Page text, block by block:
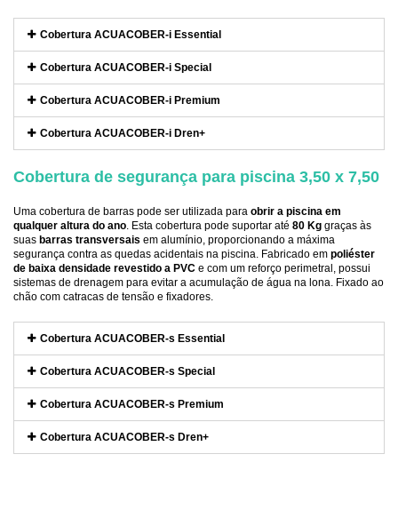
Cobertura ACUACOBER-i Essential
Cobertura ACUACOBER-i Special
Cobertura ACUACOBER-i Premium
Cobertura ACUACOBER-i Dren+
Cobertura de segurança para piscina 3,50 x 7,50
Uma cobertura de barras pode ser utilizada para obrir a piscina em
qualquer altura do ano . Esta cobertura pode suportar até 80 Kg graças às
suas barras transversais em alumínio, proporcionando a máxima
segurança contra as quedas acidentais na piscina. Fabricado em poliéster
de baixa densidade revestido a PVC e com um reforço perimetral, possui
sistemas de drenagem para evitar a acumulação de água na lona. Fixado ao
chão com catracas de tensão e fixadores.
Cobertura ACUACOBER-s Essential
Cobertura ACUACOBER-s Special
Cobertura ACUACOBER-s Premium
Cobertura ACUACOBER-s Dren+